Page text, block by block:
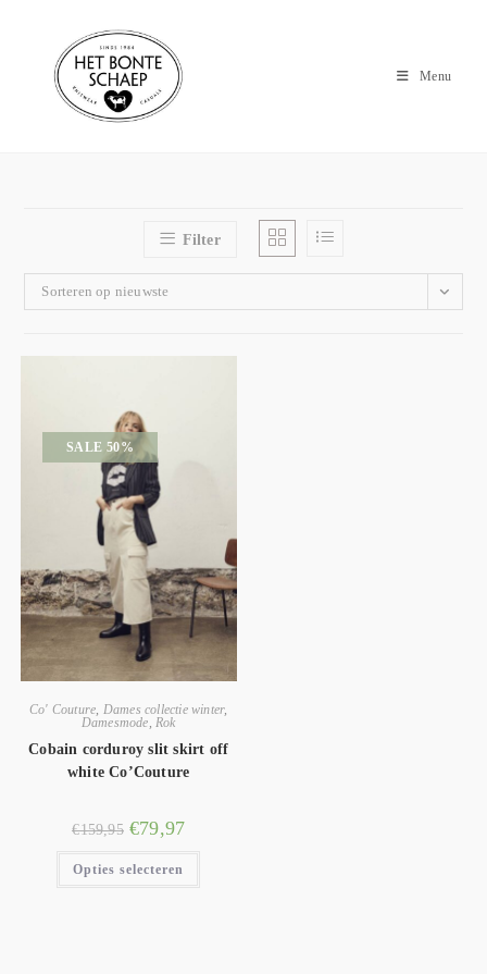
Menu
Filter
Sorteren op nieuwste
SALE 50%
Co' Couture Dames collectie winter,
Damesmode Rok
Cobain corduroy slit skirt off
white Co’Couture
€159,95 €79,97
Opties selecteren